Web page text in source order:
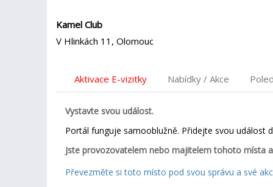
Kamel Club
V Hlinkách 11, Olomouc
Aktivace E-vizitky Nabídky / Akce
Vystavte svou událost.
Portál funguje samooblužně. Přidejte svou událost
Jste provozovatelem nebo majitelem tohoto místa
Převezměte si toto místo pod svou správu a své